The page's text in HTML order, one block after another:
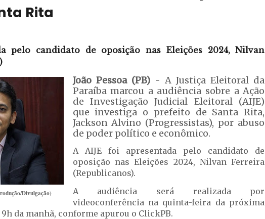
Rita
pelo candidato de oposição nas Eleições 2024, Nilvan
Divulgação)
João Pessoa (PB)- A Justiça Eleitoral da
Paraíba marcou a audiência sobre a Ação
de Investigação Judicial Eleitoral (AIJE)
que investiga o prefeito de Santa Rita,
Jackson Alvino (Progressistas), por abuso
de poder político e econômico.
A AIJE foi apresentada pelo candidato de
oposição nas Eleições 2024, Nilvan Ferreira
(Republicanos).
A audiência será realizada por
videoconferência na quinta-feira da próxima
9h da manhã, conforme apurou o ClickPB.